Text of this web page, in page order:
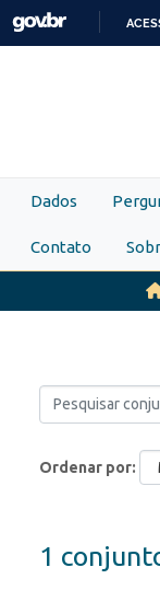
Skip to main content
Dados
Contato
Ordenar por
1